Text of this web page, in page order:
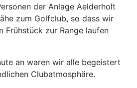
der Anlage Aelderholt
zum Golfclub, so dass wir
Frühstück zur Range laufen
an waren wir alle begeistert
Clubatmosphäre.